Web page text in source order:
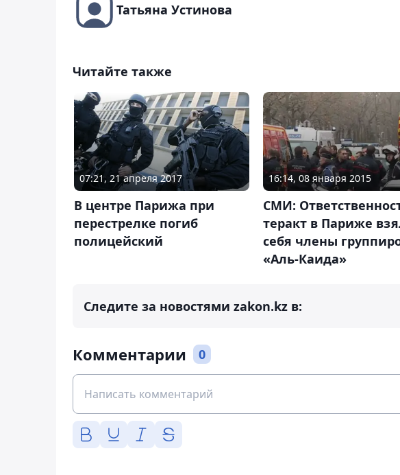
Татьяна Устинова
Читайте также
07:21, 21 апреля 2017
В центре Парижа при
перестрелке погиб
полицейский
16:14, 08 января 2015
СМИ:
теракт в Париже
себя члены
«Аль-Каида»
Следите за новостями zakon.kz в:
Комментарии 0